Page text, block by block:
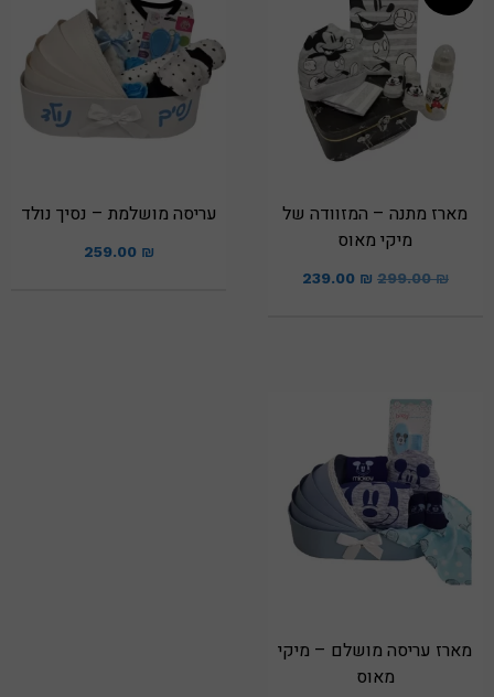
מארז מתנה – המזוודה של
מיקי מאוס
299.00₪
239.00 ₪
עריסה מושלמת – נסיך נולד
259.00 ₪
מארז עריסה מושלם – מיקי
מאוס